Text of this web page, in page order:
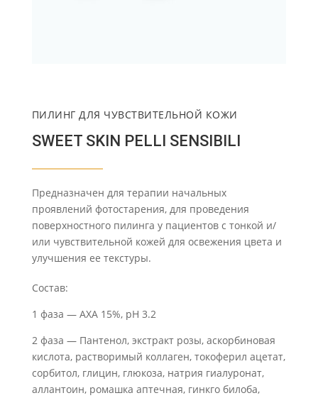
ПИЛИНГ ДЛЯ ЧУВСТВИТЕЛЬНОЙ КОЖИ
SWEET SKIN PELLI SENSIBILI
Предназначен для терапии начальных
проявлений фотостарения, для проведения
поверхностного пилинга у пациентов с тонкой и/
или чувствительной кожей для освежения цвета и
улучшения ее текстуры.
Состав:
1 фаза — АХА 15%, pH 3.2
2 фаза — Пантенол, экстракт розы, аскорбиновая
кислота, растворимый коллаген, токоферил ацетат,
сорбитол, глицин, глюкоза, натрия гиалуронат,
аллантоин, ромашка аптечная, гинкго билоба,